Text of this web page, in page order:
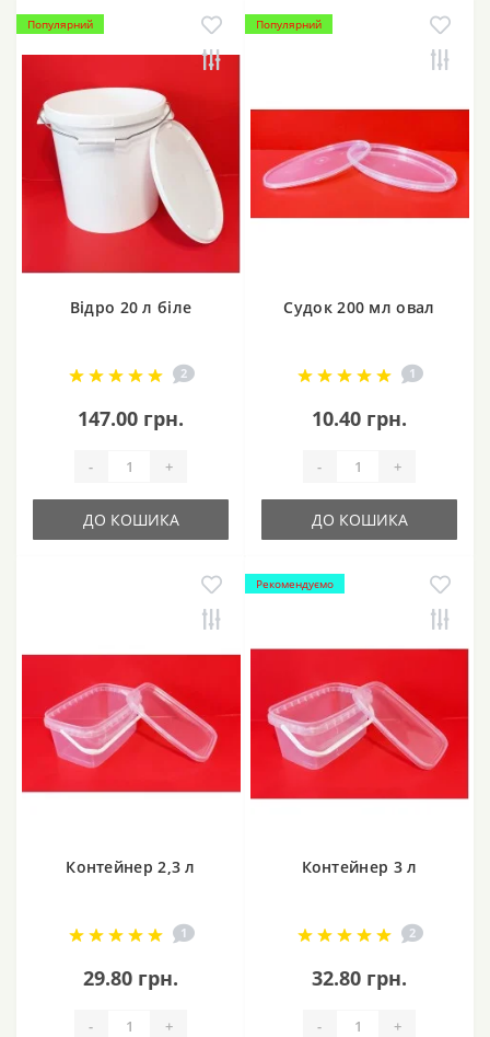
Популярний
Відро 20 л біле
2
147.00 грн.
- +
ДО КОШИКА
Популярний
Судок 200 мл овал
1
10.40 грн.
- +
ДО КОШИКА
Контейнер 2,3 л
1
29.80 грн.
- +
Рекомендуємо
Контейнер 3 л
2
32.80 грн.
- +